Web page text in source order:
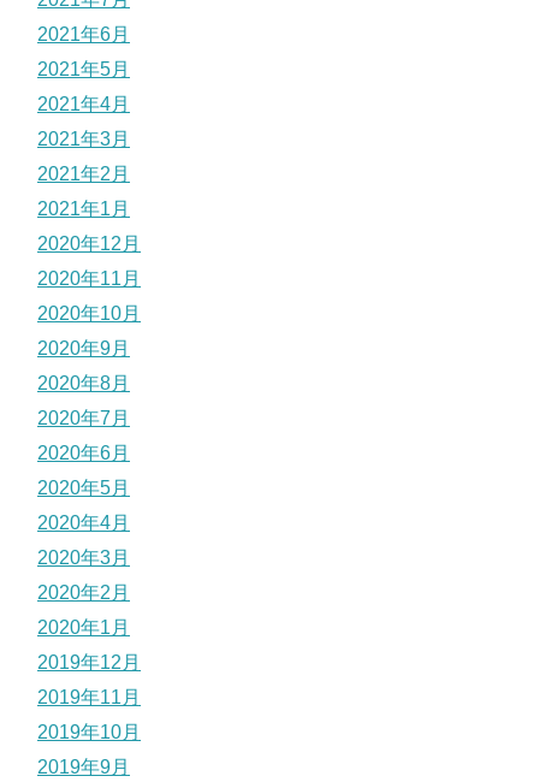
2021年6月
2021年5月
2021年4月
2021年3月
2021年2月
2021年1月
2020年12月
2020年11月
2020年10月
2020年9月
2020年8月
2020年7月
2020年6月
2020年5月
2020年4月
2020年3月
2020年2月
2020年1月
2019年12月
2019年11月
2019年10月
2019年9月